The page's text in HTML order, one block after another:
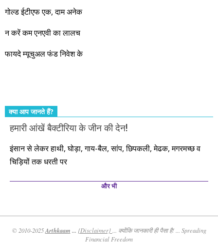
आएंगे। दूसरे आपको बस उल्लू बनाएंगे। केवल हम ही हैं जो पूरी ईमानदारी
और सत्यनिष्ठा से आपके लिए निवेश के हर रविवार को शानदार मौके लेकर
कर्महीन नर पावत नाहीं। आपके हिस्से का कुछ कर्म हम कर दे रहे हैं। बाकी
गोल्ड ईटीएफ एक, दाम अनेक
न करें कम एनएवी का लालच
फायदे म्यूचुअल फंड निवेश के
क्या आप जानते हैं?
हमारी आंखें बैक्टीरिया के जीन की देन!
इंसान से लेकर हाथी, घोड़ा, गाय-बैल, सांप, छिपकली, मेढक, मगरमच्छ व
चिड़ियों तक धरती पर
और भी
© 2010-2025Arthkaam ... {Disclaimer}
... क्योंकि जानकारी ही पैसा है! ... Spreading
Financial Freedom